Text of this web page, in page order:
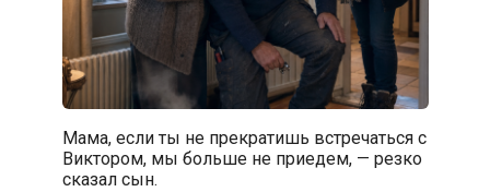
Мама, если ты не прекратишь встречаться с
Виктором, мы больше не приедем, — резко
сказал сын.